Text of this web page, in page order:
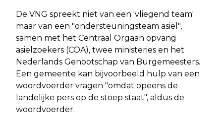
De VNG spreekt niet van een 'vliegend team'
maar van een "ondersteuningsteam asiel",
samen met het Centraal Orgaan opvang
asielzoekers (COA), twee ministeries en het
Nederlands Genootschap van Burgemeesters.
Een gemeente kan bijvoorbeeld hulp van een
woordvoerder vragen "omdat opeens de
landelijke pers op de stoep staat", aldus de
woordvoerder.